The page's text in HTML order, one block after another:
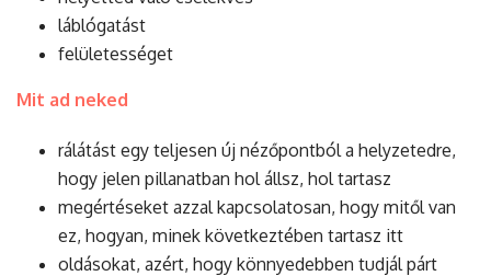
láblógatást
felületességet
Mit ad neked
rálátást egy teljesen új nézőpontból a helyzetedre,
hogy jelen pillanatban hol állsz, hol tartasz
megértéseket azzal kapcsolatosan, hogy mitől van
ez, hogyan, minek következtében tartasz itt
oldásokat, azért, hogy könnyedebben tudjál párt